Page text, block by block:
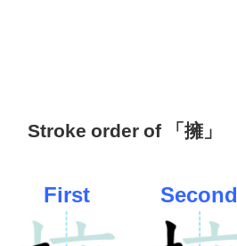
Stroke order of 「擁」
First Second